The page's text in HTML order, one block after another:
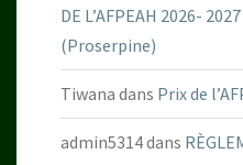
DE L’AFPEAH 2026-
(Proserpine)
Tiwana dans Prix de
admin5314dans